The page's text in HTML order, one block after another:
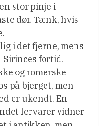
stor pinje i
dør. Tænk, hvis
i det fjerne, mens
Sirinces fortid.
og romerske
på bjerget, men
er ukendt. En
lervarer vidner